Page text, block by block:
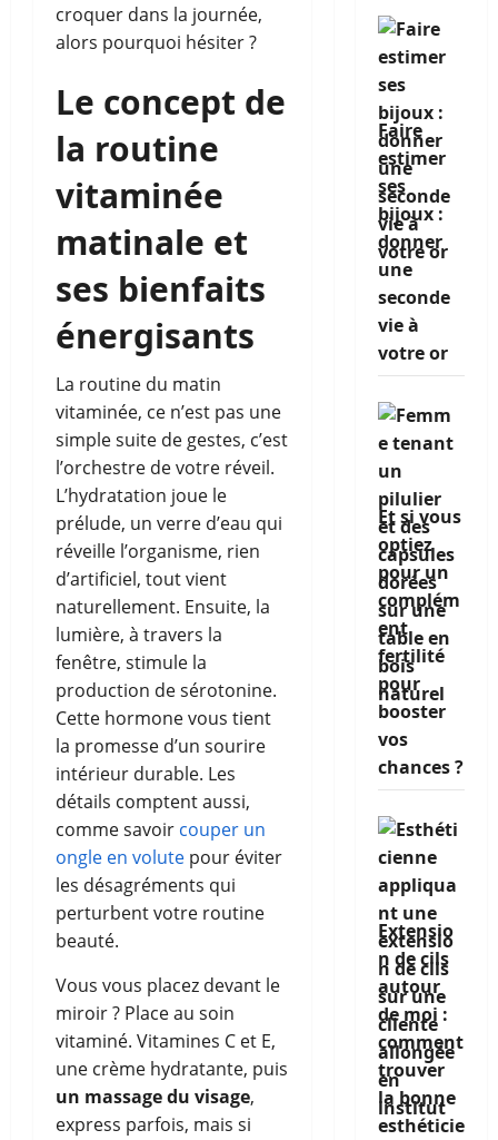
croquer dans la journée,
alors pourquoi hésiter ?
Le concept de
la routine
vitaminée
matinale et
ses bienfaits
énergisants
La routine du matin
vitaminée, ce n’est pas une
simple suite de gestes, c’est
l’orchestre de votre réveil.
L’hydratation joue le
prélude, un verre d’eau qui
réveille l’organisme, rien
d’artificiel, tout vient
naturellement. Ensuite, la
lumière, à travers la
fenêtre, stimule la
production de sérotonine.
Cette hormone vous tient
la promesse d’un sourire
intérieur durable. Les
détails comptent aussi,
comme savoir couper un
ongle en volute pour éviter
les désagréments qui
perturbent votre routine
beauté.
Vous vous placez devant le
miroir ? Place au soin
vitaminé. Vitamines C et E,
une crème hydratante, puis
un massage du visage,
express parfois, mais si
Faire
estimer
ses
bijoux :
donner
une
seconde
vie à
votre or
Et si vous
optiez
pour un
complém
ent
fertilité
pour
booster
vos
chances ?
Extensio
n de cils
autour
de moi :
comment
trouver
la bonne
esthéticie